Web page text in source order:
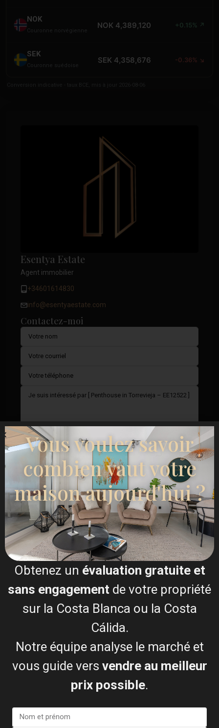
NOK
Couronne norvégienne
NOK 4,389,120 +0.15% ↗
SEK
Couronne suédoise
SEK 4,358,676 -0.36% ↘
Esentya Estate
Agent immobilier
+34601614830
info@esentyaestate.com
Contactez-moi
Je consens à la Conditions générales du RGPD
Appel
WhatsApp
Plans d'étage
Carte
Vous voulez savoir
combien vaut votre
maison aujourd'hui ?
Obtenez un évaluation gratuite et
sans engagement de votre propriété
sur la Costa Blanca ou la Costa
Cálida.
Notre équipe analyse le marché et
vous guide vers vendre au meilleur
prix possible.